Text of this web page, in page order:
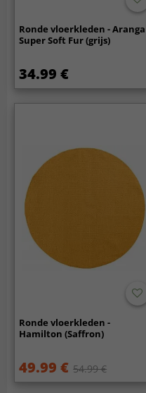
Ronde vloerkleden - Aranga
Super Soft Fur (grijs)
34.99 €
Ronde vloerkleden -
Hamilton (Saffron)
49.99 € 54.99 €